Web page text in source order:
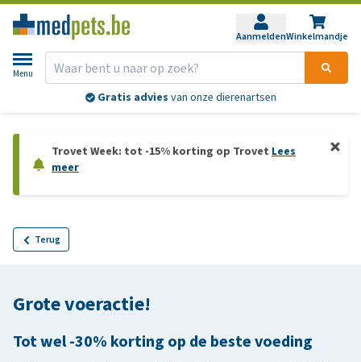
AanmeldenWinkelmandje
Menu
Gratis advies van onze dierenartsen
Trovet Week: tot -15% korting op Trovet Lees
meer
Terug
Grote voeractie!
Tot wel -30% korting op de beste voeding